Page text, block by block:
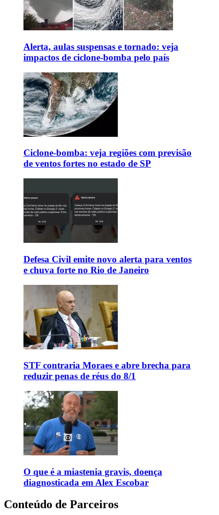
Alerta, aulas suspensas e tornado: veja
impactos de ciclone-bomba pelo país
Ciclone-bomba: veja regiões com previsão
de ventos fortes no estado de SP
Defesa Civil emite novo alerta para ventos
e chuva forte no Rio de Janeiro
STF contraria Moraes e abre brecha para
reduzir penas de réus do 8/1
O que é a miastenia gravis, doença
diagnosticada em Alex Escobar
Conteúdo de Parceiros